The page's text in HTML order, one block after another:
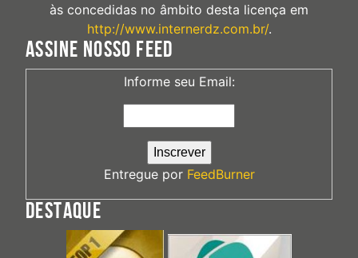
às concedidas no âmbito desta licença em
http://www.internerdz.com.br/.
ASSINE NOSSO FEED
Informe seu Email:
Entregue por FeedBurner
DESTAQUE